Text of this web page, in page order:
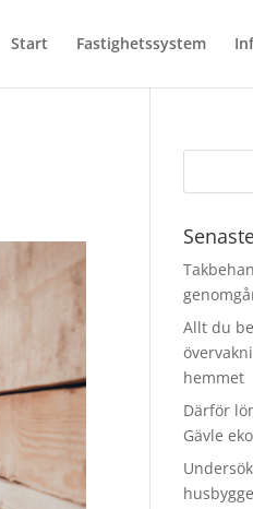
Start Fastighetssystem
Allt du
hemmet
Därför
Gävle
husbygge